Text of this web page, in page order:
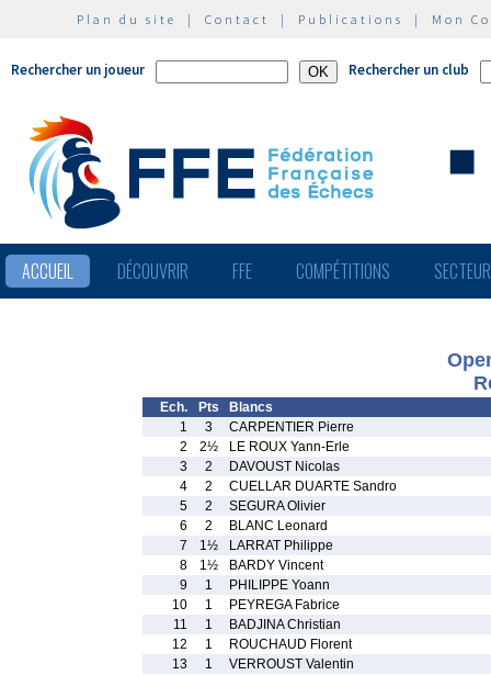
Plan du site | Contact | Publications | Mon
Rechercher un joueur Rechercher un club
ACCUEIL DÉCOUVRIR FFE COMPÉTITIONS
Ech. Pts
Blancs
1
3
CARPENTIER Pierre
2
2½
LE ROUX Yann-Erle
3
2
DAVOUST Nicolas
4
2
CUELLAR DUARTE Sandro
5
2
SEGURA Olivier
6
2
BLANC Leonard
7
1½
LARRAT Philippe
8
1½
BARDY Vincent
9
1
PHILIPPE Yoann
10
1
PEYREGA Fabrice
11
1
BADJINA Christian
12
1
ROUCHAUD Florent
13
1
VERROUST Valentin